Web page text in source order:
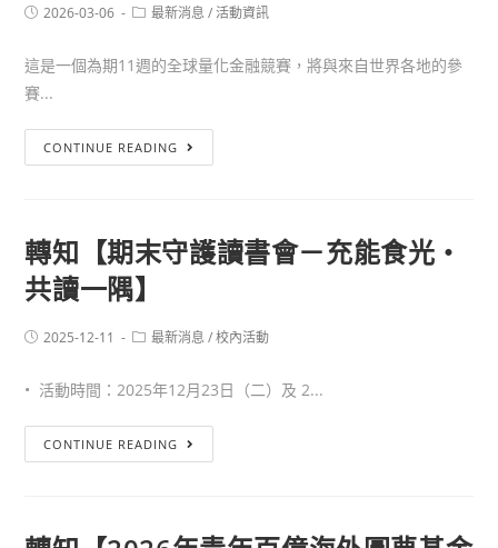
2026-03-06 最新消息 / 活動資訊
這是一個為期11週的全球量化金融競賽，將與來自世界各地的參
賽...
CONTINUE READING
轉知【期末守護讀書會－充能食光・
共讀一隅】
2025-12-11 最新消息 / 校內活動
• 活動時間：2025年12月23日（二）及 2...
CONTINUE READING